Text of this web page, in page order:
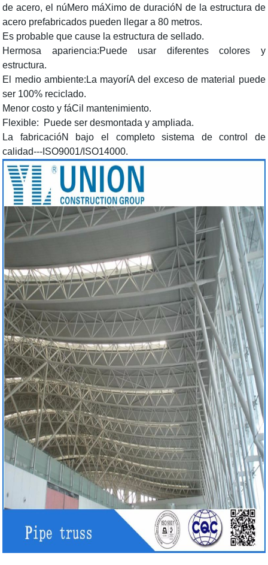
de acero, el núMero máXimo de duracióN de la estructura de
acero prefabricados pueden llegar a 80 metros.
Es probable que cause la estructura de sellado.
Hermosa apariencia:Puede usar diferentes colores y
estructura.
El medio ambiente:La mayoríA del exceso de material puede
ser 100% reciclado.
Menor costo y fáCil mantenimiento.
Flexible: Puede ser desmontada y ampliada.
La fabricacióN bajo el completo sistema de control de
calidad---ISO9001/ISO14000.